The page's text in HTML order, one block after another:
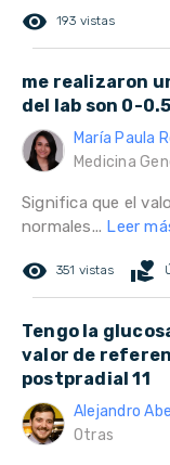
remove_red_eye 193 vistas
me realizaron
del lab son 0-
María Paula
Medicina
Significa que el
normales... Leer
remove_red_eye 351 vistas volunteer_activism
Tengo la
valor de
postpradial 11
Alejandro
Otras